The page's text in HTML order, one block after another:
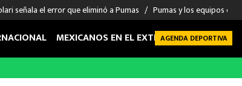
señala el error que eliminó a Pumas Pumas y los equipos
MEXICANOS EN EL EXTRANJERO FUTBOL
AGENDA DEPORTIVA